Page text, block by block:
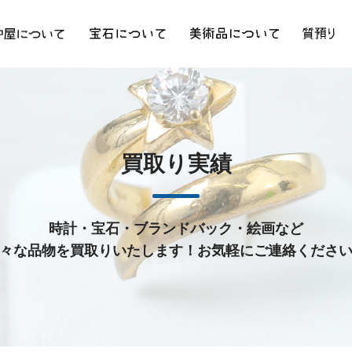
買取り実績
時計・宝石・ブランドバック・絵画など
な品物を買取りいたします！お気軽にご連絡くださ